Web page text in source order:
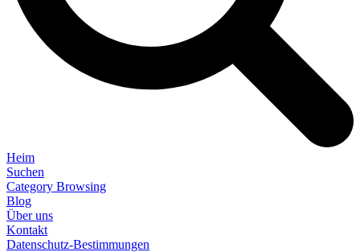
Heim
Suchen
Category Browsing
Blog
Über uns
Kontakt
Datenschutz-Bestimmungen